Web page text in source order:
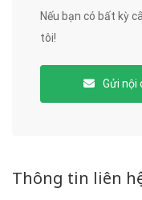
Nếu bạn có bất kỳ
tôi!
Gửi nội
Thông tin liên